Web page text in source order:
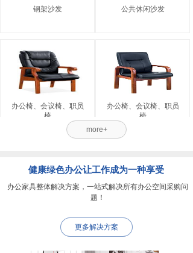
钢架沙发 公共休闲沙发
办公椅、会议椅、职员
椅
办公椅、会议椅、职员
椅
more+
健康绿色办公让工作成为一种享受
办公家具整体解决方案，一站式解决所有办公空间采购问
题！
更多解决方案